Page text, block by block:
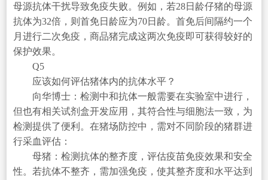
母源抗体干扰导致免疫失败。例如，若28日龄仔猪的母源
抗体为32倍，则首免日龄应为70日龄。首免后间隔约一个
月进行二次免疫，商品猪完成这两次免疫即可获得较好的
保护效果。
Q5
应该如何评估猪体内的抗体水平？
向华博士：检测中和抗体一般需要在实验室中进行，
但也有相关试剂盒开发应用，其符合性与细胞法一致，为
检测提供了便利。在猪场防控中，需对不同阶段的猪群进
行采血评估：
母猪：检测抗体的整齐度，评估疫苗免疫效果和安全
性。若抗体不整齐，需加强免疫，使其整齐度和水平达到